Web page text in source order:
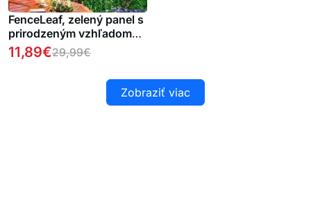
FenceLeaf, zelený panel s
prirodzeným vzhľadom
zelených listov
11,89€29,99€
Zobraziť viac